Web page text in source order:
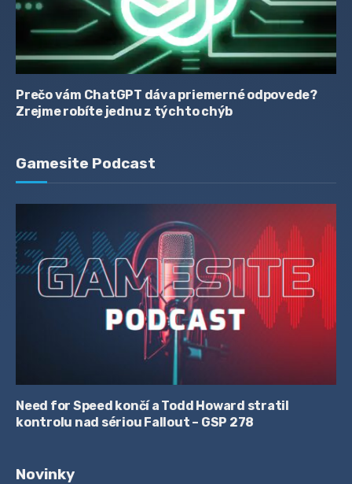
Prečo vám ChatGPT dáva priemerné odpovede?
Zrejme robíte jednu z týchto chýb
Gamesite Podcast
Need for Speed končí a Todd Howard stratil
kontrolu nad sériou Fallout – GSP 278
Novinky